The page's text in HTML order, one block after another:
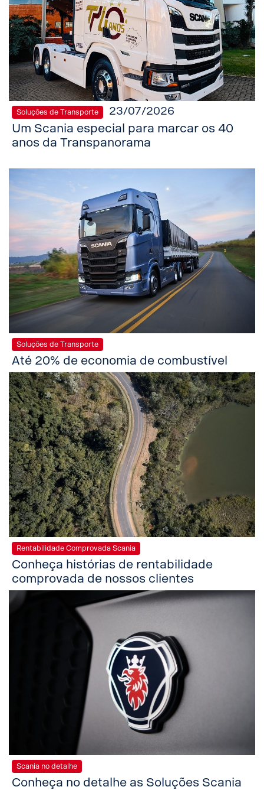
Soluções de Transporte 23/07/2026
Um Scania especial para marcar os 40
anos da Transpanorama
Soluções de Transporte
Até 20% de economia de combustível
Rentabilidade Comprovada Scania
Conheça histórias de rentabilidade
comprovada de nossos clientes
Scania no detalhe
Conheça no detalhe as Soluções Scania